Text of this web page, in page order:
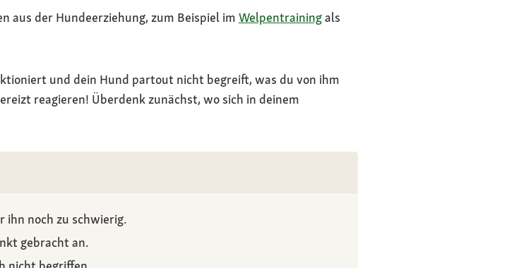
aus der Hundeerziehung, zum Beispiel im Welpentrainingals
und dein Hund partout nicht begreift, was du von ihm
reagieren! Überdenk zunächst, wo sich in deinem
ihn noch zu schwierig.
gebracht an.